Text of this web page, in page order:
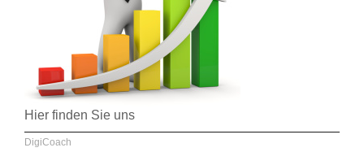
Hier finden Sie uns
DigiCoach